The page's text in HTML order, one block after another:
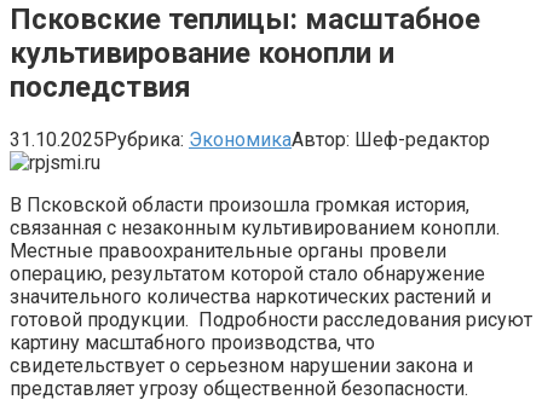
Псковские теплицы: масштабное
культивирование конопли и
последствия
31.10.2025Рубрика: ЭкономикаАвтор: Шеф-редактор
В Псковской области произошла громкая история,
связанная с незаконным культивированием конопли.
Местные правоохранительные органы провели
операцию, результатом которой стало обнаружение
значительного количества наркотических растений и
готовой продукции. Подробности расследования рисуют
картину масштабного производства, что
свидетельствует о серьезном нарушении закона и
представляет угрозу общественной безопасности.